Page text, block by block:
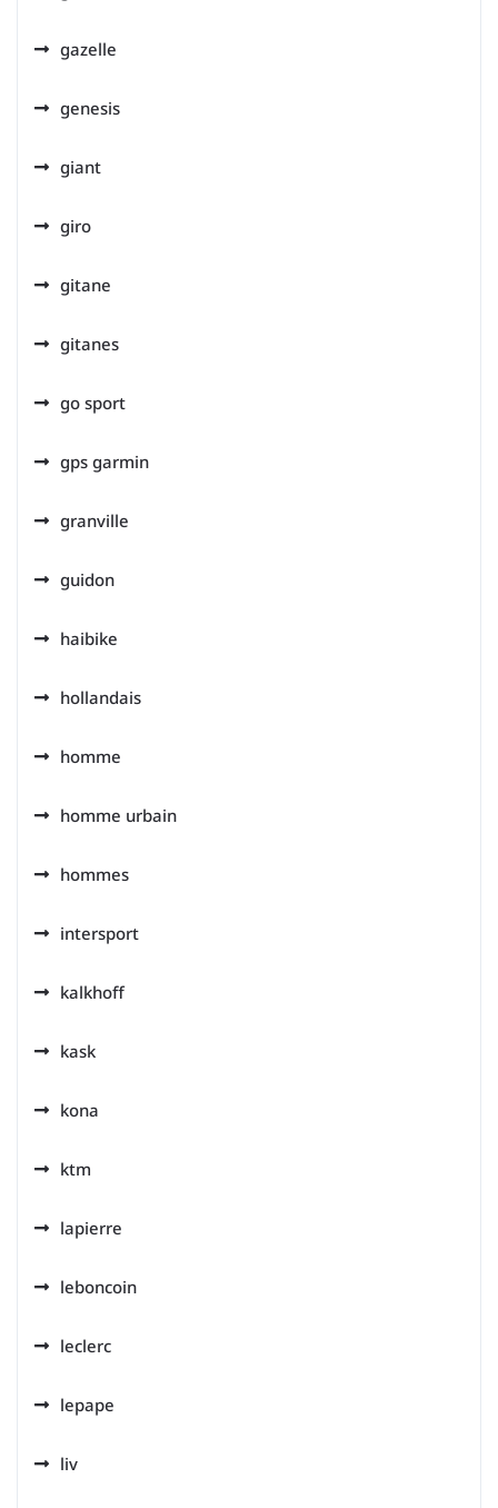
gazelle
genesis
giant
giro
gitane
gitanes
go sport
gps garmin
granville
guidon
haibike
hollandais
homme
homme urbain
hommes
intersport
kalkhoff
kask
kona
ktm
lapierre
leboncoin
leclerc
lepape
liv